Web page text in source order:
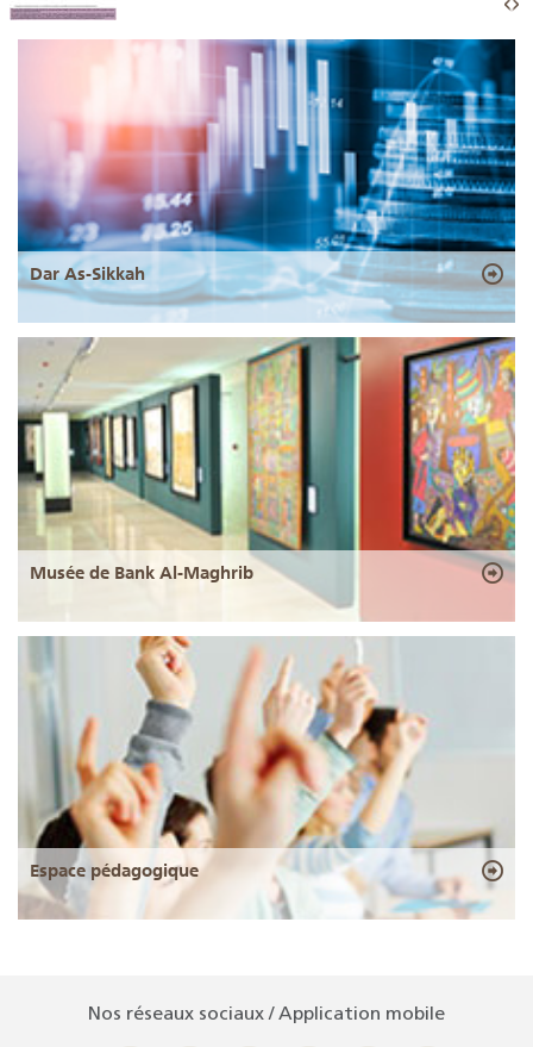
Dar As-Sikkah
Musée de Bank Al-Maghrib
Espace pédagogique
Nos réseaux sociaux / Application mobile